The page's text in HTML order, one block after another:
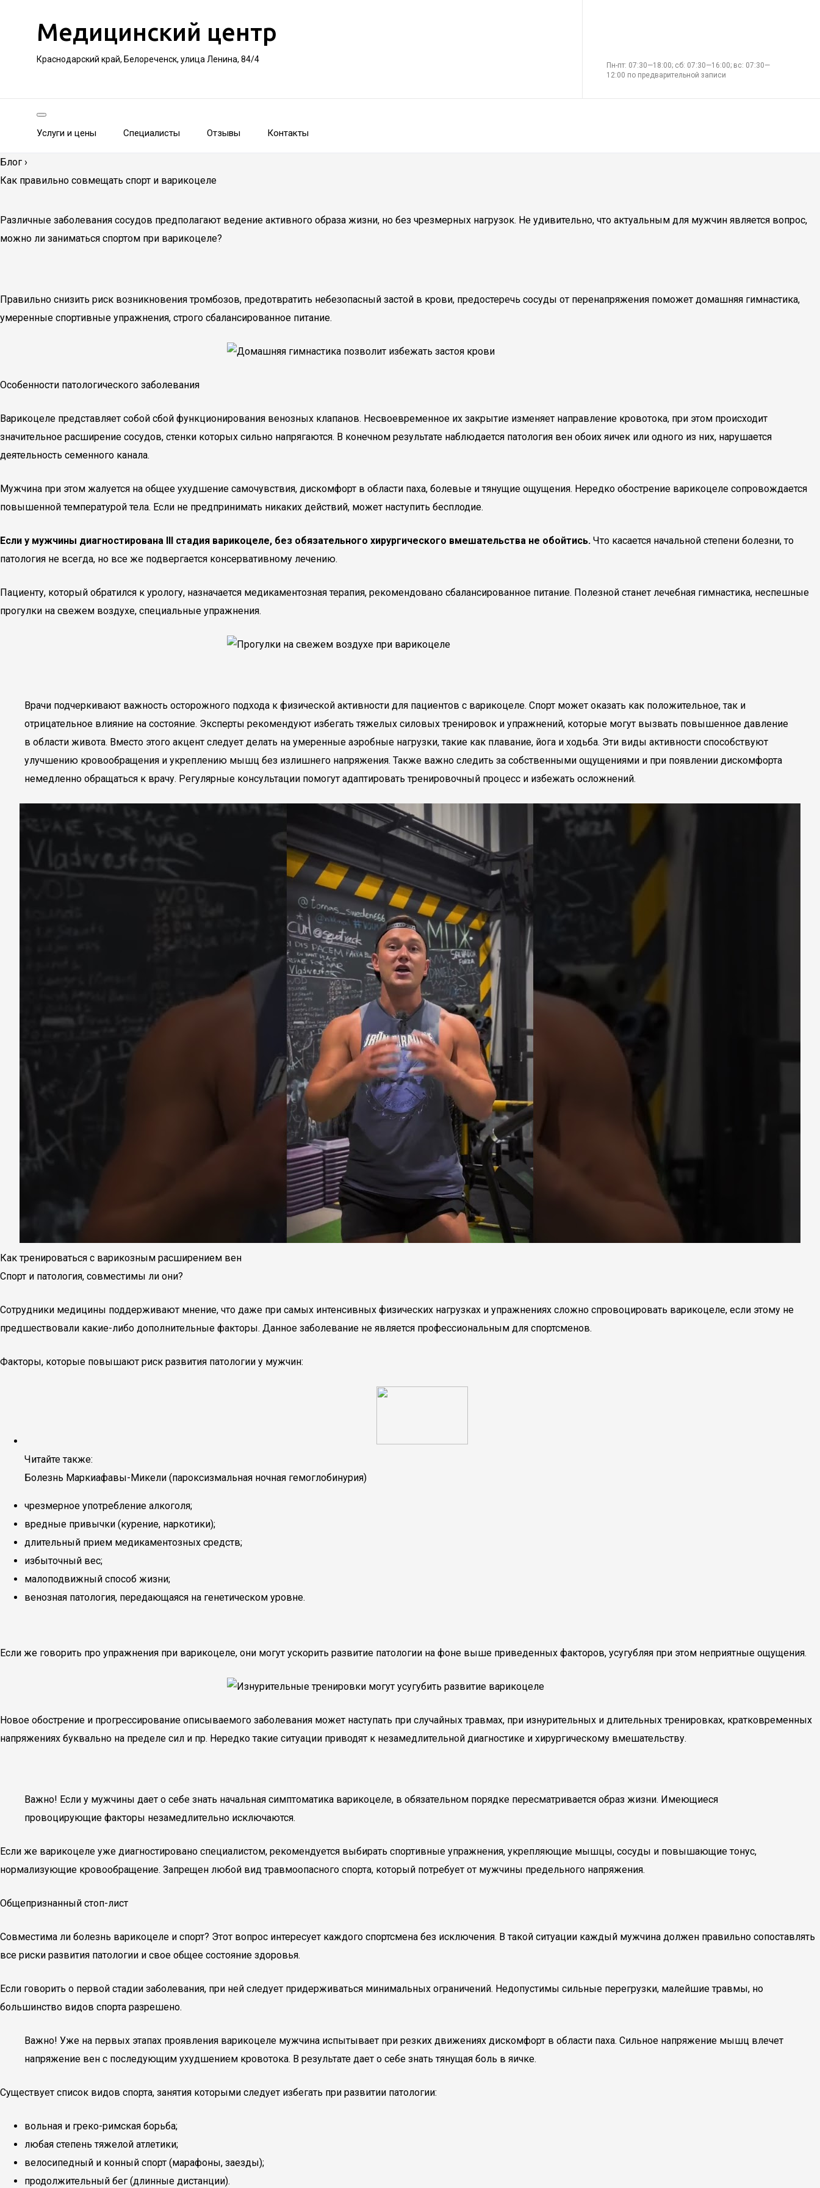
Медицинский центр
Краснодарский край, Белореченск, улица Ленина, 84/4
Пн-пт: 07:30—18:00; сб: 07:30—16:00; вс: 07:30—
12:00 по предварительной записи
Услуги и цены Специалисты Отзывы Контакты
Блог ›
Как правильно совмещать спорт и варикоцеле
Различные заболевания сосудов предполагают ведение активного образа жизни, но без чрезмерных нагрузок. Не удивительно, что актуальным для мужчин является вопрос,
можно ли заниматься спортом при варикоцеле?
Правильно снизить риск возникновения тромбозов, предотвратить небезопасный застой в крови, предостеречь сосуды от перенапряжения поможет домашняя гимнастика,
умеренные спортивные упражнения, строго сбалансированное питание.
Особенности патологического заболевания
Варикоцеле представляет собой сбой функционирования венозных клапанов. Несвоевременное их закрытие изменяет направление кровотока, при этом происходит
значительное расширение сосудов, стенки которых сильно напрягаются. В конечном результате наблюдается патология вен обоих яичек или одного из них, нарушается
деятельность семенного канала.
Мужчина при этом жалуется на общее ухудшение самочувствия, дискомфорт в области паха, болевые и тянущие ощущения. Нередко обострение варикоцеле сопровождается
повышенной температурой тела. Если не предпринимать никаких действий, может наступить бесплодие.
Если у мужчины диагностирована III стадия варикоцеле, без обязательного хирургического вмешательства не обойтись. Что касается начальной степени болезни, то
патология не всегда, но все же подвергается консервативному лечению.
Пациенту, который обратился к урологу, назначается медикаментозная терапия, рекомендовано сбалансированное питание. Полезной станет лечебная гимнастика, неспешные
прогулки на свежем воздухе, специальные упражнения.
Врачи подчеркивают важность осторожного подхода к физической активности для пациентов с варикоцеле. Спорт может оказать как положительное, так и
отрицательное влияние на состояние. Эксперты рекомендуют избегать тяжелых силовых тренировок и упражнений, которые могут вызвать повышенное давление
в области живота. Вместо этого акцент следует делать на умеренные аэробные нагрузки, такие как плавание, йога и ходьба. Эти виды активности способствуют
улучшению кровообращения и укреплению мышц без излишнего напряжения. Также важно следить за собственными ощущениями и при появлении дискомфорта
немедленно обращаться к врачу. Регулярные консультации помогут адаптировать тренировочный процесс и избежать осложнений.
Как тренироваться с варикозным расширением вен
Спорт и патология, совместимы ли они?
Сотрудники медицины поддерживают мнение, что даже при самых интенсивных физических нагрузках и упражнениях сложно спровоцировать варикоцеле, если этому не
предшествовали какие-либо дополнительные факторы. Данное заболевание не является профессиональным для спортсменов.
Факторы, которые повышают риск развития патологии у мужчин:
Читайте также:
Болезнь Маркиафавы-Микели (пароксизмальная ночная гемоглобинурия)
чрезмерное употребление алкоголя;
вредные привычки (курение, наркотики);
длительный прием медикаментозных средств;
избыточный вес;
малоподвижный способ жизни;
венозная патология, передающаяся на генетическом уровне.
Если же говорить про упражнения при варикоцеле, они могут ускорить развитие патологии на фоне выше приведенных факторов, усугубляя при этом неприятные ощущения.
Новое обострение и прогрессирование описываемого заболевания может наступать при случайных травмах, при изнурительных и длительных тренировках, кратковременных
напряжениях буквально на пределе сил и пр. Нередко такие ситуации приводят к незамедлительной диагностике и хирургическому вмешательству.
Важно! Если у мужчины дает о себе знать начальная симптоматика варикоцеле, в обязательном порядке пересматривается образ жизни. Имеющиеся
провоцирующие факторы незамедлительно исключаются.
Если же варикоцеле уже диагностировано специалистом, рекомендуется выбирать спортивные упражнения, укрепляющие мышцы, сосуды и повышающие тонус,
нормализующие кровообращение. Запрещен любой вид травмоопасного спорта, который потребует от мужчины предельного напряжения.
Общепризнанный стоп-лист
Совместима ли болезнь варикоцеле и спорт? Этот вопрос интересует каждого спортсмена без исключения. В такой ситуации каждый мужчина должен правильно сопоставлять
все риски развития патологии и свое общее состояние здоровья.
Если говорить о первой стадии заболевания, при ней следует придерживаться минимальных ограничений. Недопустимы сильные перегрузки, малейшие травмы, но
большинство видов спорта разрешено.
Важно! Уже на первых этапах проявления варикоцеле мужчина испытывает при резких движениях дискомфорт в области паха. Сильное напряжение мышц влечет
напряжение вен с последующим ухудшением кровотока. В результате дает о себе знать тянущая боль в яичке.
Существует список видов спорта, занятия которыми следует избегать при развитии патологии:
вольная и греко-римская борьба;
любая степень тяжелой атлетики;
велосипедный и конный спорт (марафоны, заезды);
продолжительный бег (длинные дистанции).